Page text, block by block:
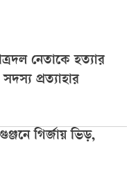
নেতাকে হত্যার
প্রত্যাহার
গির্জায় ভিড়,